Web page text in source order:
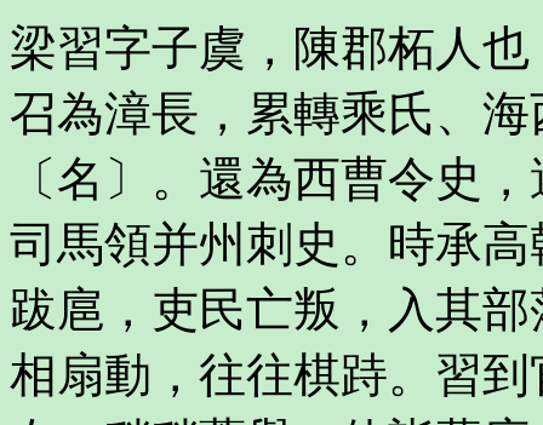
梁習字子虞，陳郡柘人
召為漳長，累轉乘氏、
〔名〕。還為西曹令史
司馬領并州刺史。時承
跋扈，吏民亡叛，入其
相扇動，往往棋跱。習